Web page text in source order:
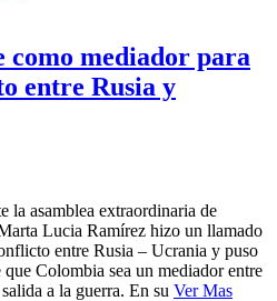
como mediador para
entre Rusia y
la asamblea extraordinaria de
Lucia Ramírez hizo un llamado
entre Rusia – Ucrania y puso
Colombia sea un mediador entre
a la guerra. En su Ver Mas